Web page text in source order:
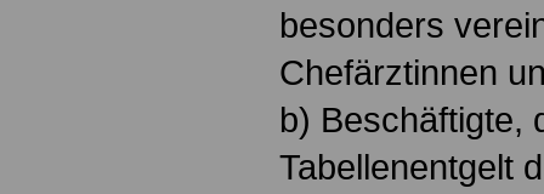
besonders
Chefärztinnen
b) Beschäftigte,
Tabellenentgelt